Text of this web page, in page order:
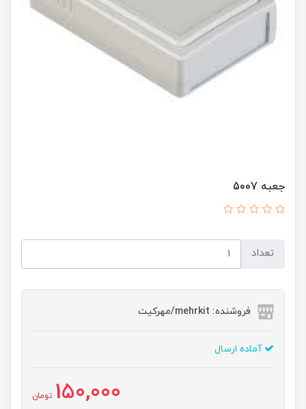
جعبه 5007
تعداد
فروشنده: mehrkit/مهرکیت
آماده ارسال
150,000 تومان